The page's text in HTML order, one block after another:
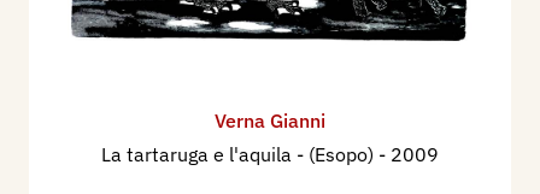
Verna Gianni
La tartaruga e l'aquila - (Esopo) - 2009